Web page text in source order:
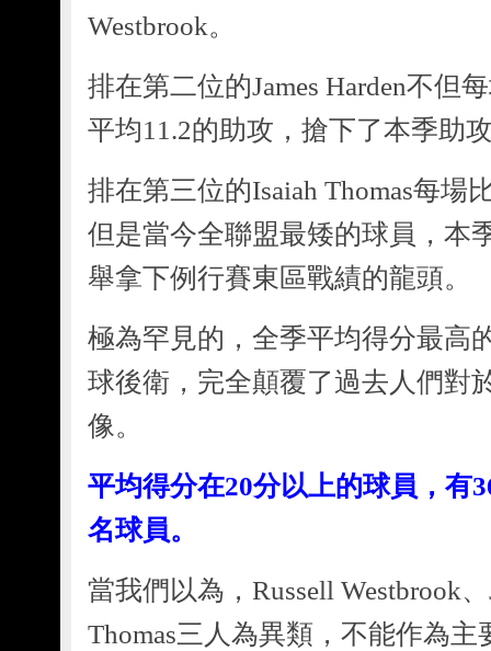
Westbrook。
排在第二位的James Harden不但
平均11.2的助攻，搶下了本季助
排在第三位的Isaiah Thomas每場
但是當今全聯盟最矮的球員，本
舉拿下例行賽東區戰績的龍頭。
極為罕見的，全季平均得分最高
球後衛，完全顛覆了過去人們對
像。
平均得分在20分以上的球員，有
名球員。
當我們以為，Russell Westbrook、
Thomas三人為異類，不能作為